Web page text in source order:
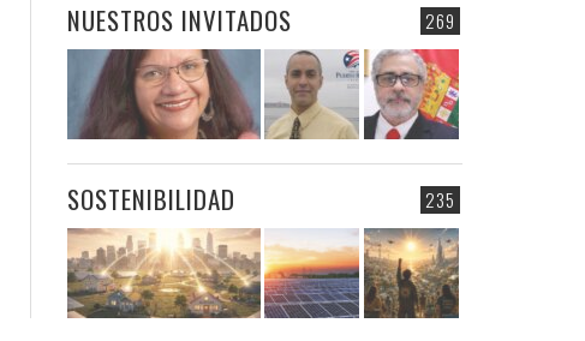
269
NUESTROS INVITADOS
235
SOSTENIBILIDAD